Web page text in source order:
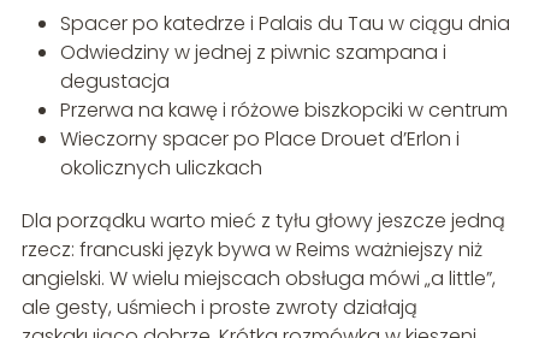
Spacer po katedrze i Palais du Tau w ciągu dnia
Odwiedziny w jednej z piwnic szampana i
degustacja
Przerwa na kawę i różowe biszkopciki w centrum
Wieczorny spacer po Place Drouet d’Erlon i
okolicznych uliczkach
Dla porządku warto mieć z tyłu głowy jeszcze jedną
rzecz: francuski język bywa w Reims ważniejszy niż
angielski. W wielu miejscach obsługa mówi „a little”,
ale gesty, uśmiech i proste zwroty działają